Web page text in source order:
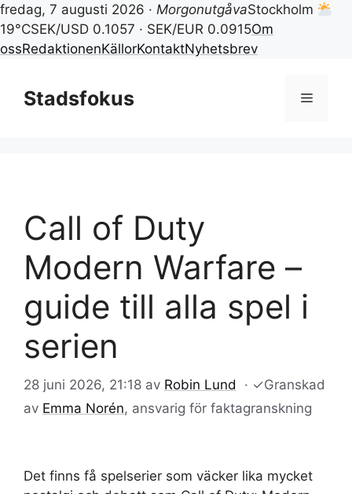
fredag, 7 augusti 2026 · MorgonutgåvaStockholm
19°CSEK/USD 0.1057 · SEK/EUR 0.0915Om
ossRedaktionenKällorKontaktNyhetsbrev
innehållStadsfokus Meny
Call of Duty
Modern Warfare –
guide till alla spel i
serien
28 juni 2026, 21:18 av Robin Lund · ✓Granskad
av Emma Norén, ansvarig för faktagranskning
Det finns få spelserier som väcker lika mycket